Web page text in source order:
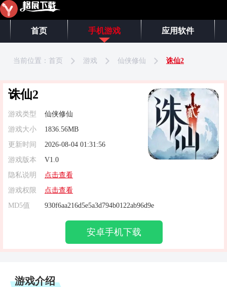
首页 手机游戏 应用软件
当前位置： 首页 游戏 仙侠修仙 诛仙2
诛仙2
游戏类型
仙侠修仙
游戏大小
1836.56MB
更新时间
2026-08-04 01:31:56
游戏版本
V1.0
隐私说明
点击查看
游戏权限
点击查看
MD5值
930f6aa216d5e5a3d794b0122ab96d9e
安卓手机下载
游戏介绍